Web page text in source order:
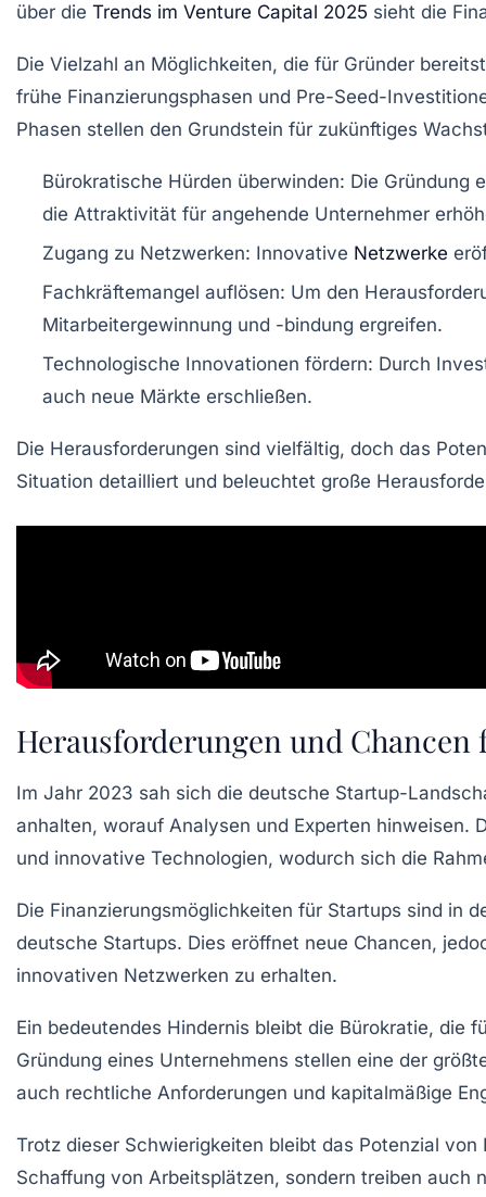
über die Trends im Venture Capital 2025 sieht die
Die Vielzahl an Möglichkeiten, die für Gründer
frühe Finanzierungsphasen und Pre-Seed-
Phasen stellen den Grundstein für zukünftiges
Bürokratische Hürden überwinden: Die Gründung
die Attraktivität für angehende Unternehmer
Zugang zu Netzwerken: Innovative Netzwerke
Fachkräftemangel auflösen: Um den
Mitarbeitergewinnung und -bindung ergreifen.
Technologische Innovationen fördern: Durch
auch neue Märkte erschließen.
Die Herausforderungen sind vielfältig, doch das
Situation detailliert und beleuchtet große
Herausforderungen und
Im Jahr 2023 sah sich die deutsche Startup-
anhalten, worauf Analysen und Experten hinweisen.
und innovative Technologien, wodurch sich die
Die Finanzierungsmöglichkeiten für Startups sind in
deutsche Startups. Dies eröffnet neue Chancen,
innovativen Netzwerken zu erhalten.
Ein bedeutendes Hindernis bleibt die Bürokratie, die
Gründung eines Unternehmens stellen eine der
auch rechtliche Anforderungen und kapitalmäßige
Trotz dieser Schwierigkeiten bleibt das Potenzial von
Schaffung von Arbeitsplätzen, sondern treiben auch